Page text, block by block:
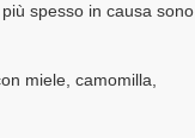
spesso in causa sono
miele, camomilla,